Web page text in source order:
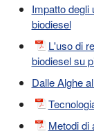
Impatto degli
biodiesel
L'uso di
biodiesel su
Dalle Alghe
Metodi di